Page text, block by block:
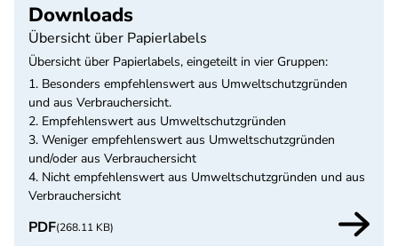
Downloads
Übersicht über Papierlabels
Übersicht über Papierlabels, eingeteilt in vier Gruppen:
1. Besonders empfehlenswert aus Umweltschutzgründen
und aus Verbrauchersicht.
2. Empfehlenswert aus Umweltschutzgründen
3. Weniger empfehlenswert aus Umweltschutzgründen
und/oder aus Verbrauchersicht
4. Nicht empfehlenswert aus Umweltschutzgründen und aus
Verbrauchersicht
PDF(268.11 KB)